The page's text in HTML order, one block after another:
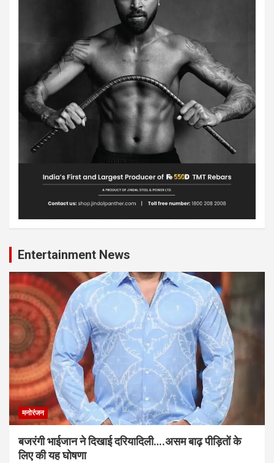
Entertainment News
मनोरंजन
बजरंगी भाईजान ने दिखाई दरियादिली….असम बाढ़ पीड़ितों के
लिए की यह घोषणा